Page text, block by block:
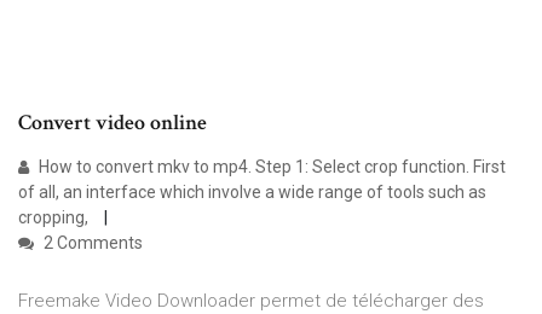
Convert video online
How to convert mkv to mp4. Step 1: Select crop function. First
of all, an interface which involve a wide range of tools such as
cropping,
2 Comments
Freemake Video Downloader permet de télécharger des